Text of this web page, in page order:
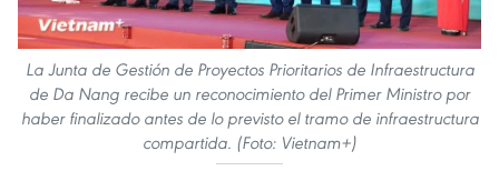
La Junta de Gestión de Proyectos Prioritarios de Infraestructura
de Da Nang recibe un reconocimiento del Primer Ministro por
haber finalizado antes de lo previsto el tramo de infraestructura
compartida. (Foto: Vietnam+)